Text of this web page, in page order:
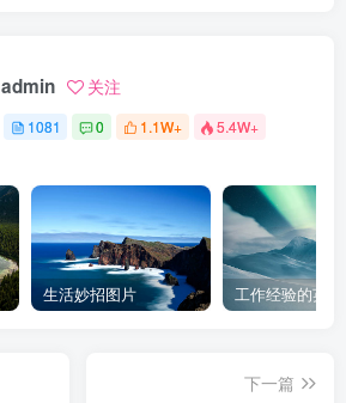
admin 关注
1081 0 1.1W+ 5.4W+
生活妙招图片 工作经验的英
下一篇